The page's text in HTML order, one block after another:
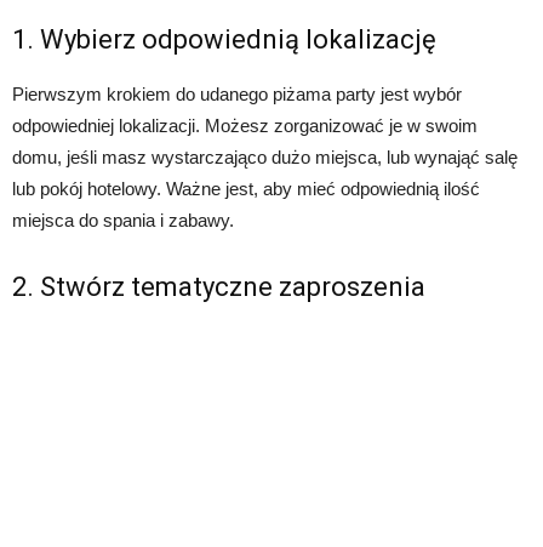
1. Wybierz odpowiednią lokalizację
Pierwszym krokiem do udanego piżama party jest wybór
odpowiedniej lokalizacji. Możesz zorganizować je w swoim
domu, jeśli masz wystarczająco dużo miejsca, lub wynająć salę
lub pokój hotelowy. Ważne jest, aby mieć odpowiednią ilość
miejsca do spania i zabawy.
2. Stwórz tematyczne zaproszenia